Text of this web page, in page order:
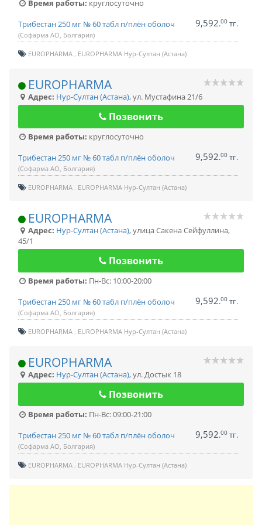
Время работы: круглосуточно
Трибестан 250 мг № 60 табл п/плён оболоч
(Софарма АО, Болгария)
9,592.00 тг.
EUROPHARMA EUROPHARMA Нур-Султан (Астана)
EUROPHARMA
Адрес: Нур-Султан (Астана),ул. Мустафина 21/6
Позвонить
Время работы: круглосуточно
Трибестан 250 мг № 60 табл п/плён оболоч
(Софарма АО, Болгария)
9,592.00 тг.
EUROPHARMA EUROPHARMA Нур-Султан (Астана)
EUROPHARMA
Адрес: Нур-Султан (Астана),улица Сакена Сейфуллина,
45/1
Позвонить
Время работы: Пн-Вс: 10:00-20:00
Трибестан 250 мг № 60 табл п/плён оболоч
(Софарма АО, Болгария)
9,592.00 тг.
EUROPHARMA EUROPHARMA Нур-Султан (Астана)
EUROPHARMA
Адрес: Нур-Султан (Астана),ул. Достык 18
Позвонить
Время работы: Пн-Вс: 09:00-21:00
Трибестан 250 мг № 60 табл п/плён оболоч
(Софарма АО, Болгария)
9,592.00 тг.
EUROPHARMA EUROPHARMA Нур-Султан (Астана)